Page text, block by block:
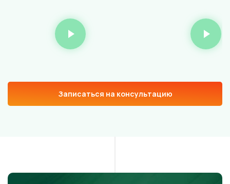
Записаться на консультацию